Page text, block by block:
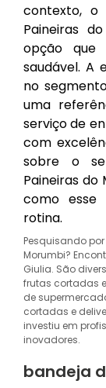
contexto, o
Paineiras
opção que
saudável. A
no
uma
serviço de
com
sobre o
Paineiras do
como esse
rotina.
Pesquisando
Morumbi?
Giulia. São
frutas cortadas
de
cortadas e
investiu em
inovadores.
bandeja